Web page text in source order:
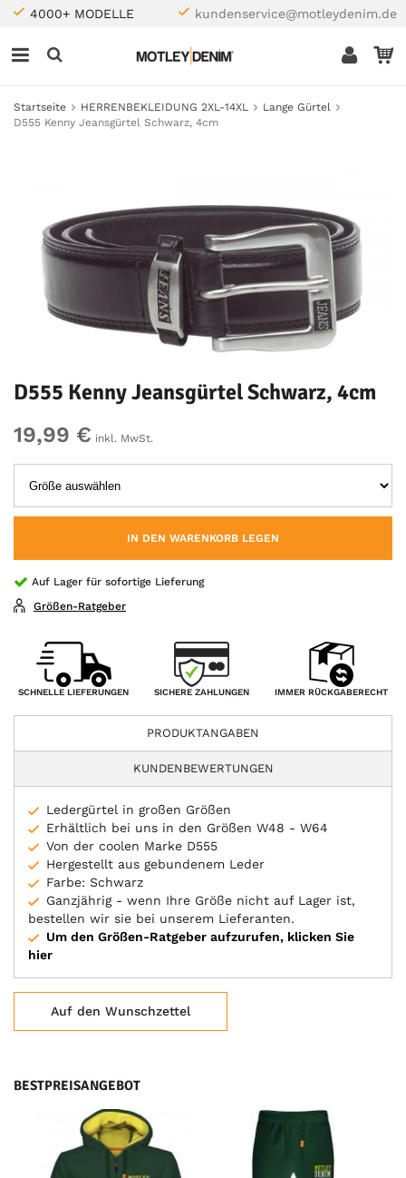
4000+ MODELLE kundenservice@motleydenim.de
Startseite HERRENBEKLEIDUNG 2XL-14XL
Lange Gürtel
D555 Kenny Jeansgürtel Schwarz, 4cm
D555 Kenny Jeansgürtel Schwarz, 4cm
19,99 € inkl. MwSt.
IN DEN WARENKORB LEGEN
Auf Lager für sofortige Lieferung
Größen-Ratgeber
SCHNELLE LIEFERUNGEN SICHERE ZAHLUNGEN IMMER RÜCKGABERECHT
PRODUKTANGABEN
KUNDENBEWERTUNGEN
Ledergürtel in großen Größen
Erhältlich bei uns in den Größen W48 - W64
Von der coolen Marke D555
Hergestellt aus gebundenem Leder
Farbe: Schwarz
Ganzjährig - wenn Ihre Größe nicht auf Lager ist,
bestellen wir sie bei unserem Lieferanten.
Um den Größen-Ratgeber aufzurufen, klicken Sie
hier
Auf den Wunschzettel
BESTPREISANGEBOT